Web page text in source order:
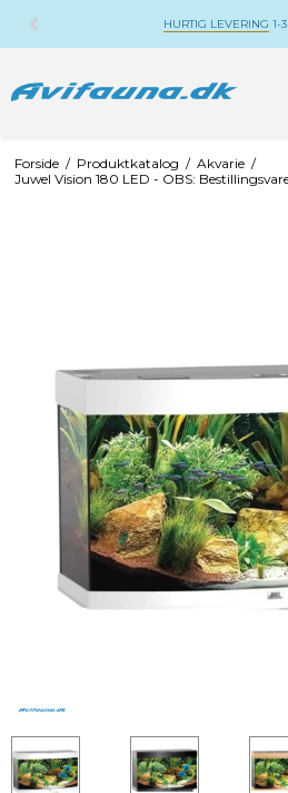
HURTIG LEVERING 1-
Forside / Produktkatalog / Akvarie /
Juwel Vision 180 LED - OBS: